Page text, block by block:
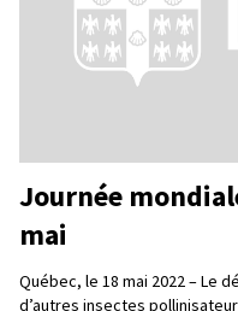
Journée
mai
Québec, le 18 mai 2022 – Le
d’autres insectes